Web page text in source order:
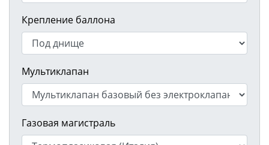
Крепление баллона
Мультиклапан
Газовая магистраль